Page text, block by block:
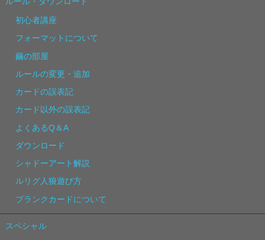
初心者講座
フォーマットについて
繭の部屋
ルールの変更・追加
カードの誤表記
カード以外の誤表記
よくあるQ＆A
ダウンロード
シャドーアート解説
ルリグ人狼遊び方
ブランクカードについて
スペシャル